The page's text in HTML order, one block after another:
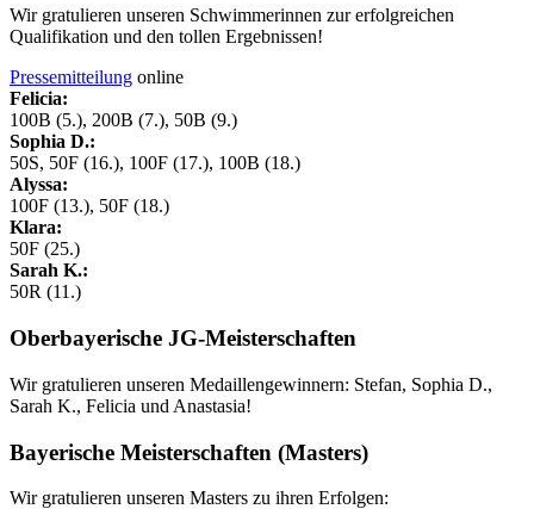
Wir gratulieren unseren Schwimmerinnen zur erfolgreichen
Qualifikation und den tollen Ergebnissen!
Pressemitteilung online
Felicia:
100B (5.), 200B (7.), 50B (9.)
Sophia D.:
50S, 50F (16.), 100F (17.), 100B (18.)
Alyssa:
100F (13.), 50F (18.)
Klara:
50F (25.)
Sarah K.:
50R (11.)
Oberbayerische JG-Meisterschaften
Wir gratulieren unseren Medaillengewinnern: Stefan, Sophia D.,
Sarah K., Felicia und Anastasia!
Bayerische Meisterschaften (Masters)
Wir gratulieren unseren Masters zu ihren Erfolgen: